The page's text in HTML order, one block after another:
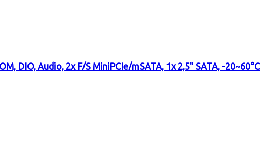
DIO, Audio, 2x F/S MiniPCIe/mSATA, 1x 2,5" SATA, -20~60°C